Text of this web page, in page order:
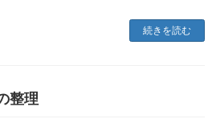
続きを読む
整理